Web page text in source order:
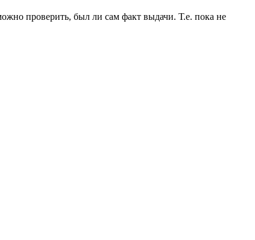
проверить, был ли сам факт выдачи. Т.е. пока не